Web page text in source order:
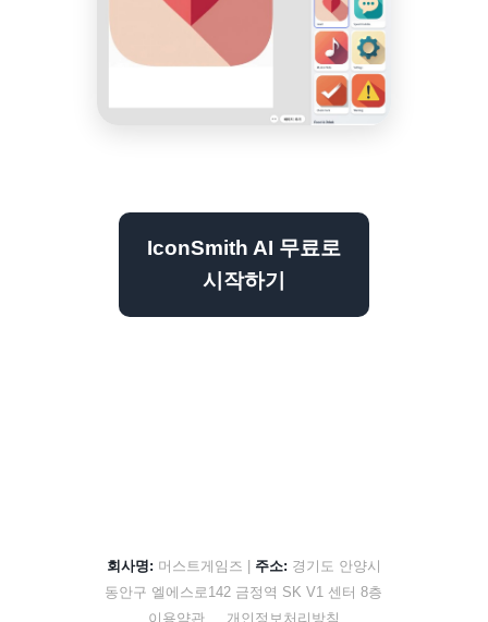
IconSmith AI 무료로
시작하기
회사명: 머스트게임즈 | 주소: 경기도 안양시
동안구 엘에스로142 금정역 SK V1 센터 8층
이용약관
개인정보처리방침